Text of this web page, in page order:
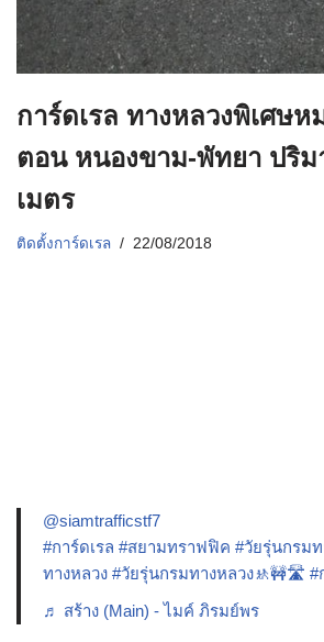
การ์ดเรล ทางหลวงพิเศษห
ตอน หนองขาม-พัทยา ปริม
เมตร
ติดตั้งการ์ดเรล 22/08/2018
@siamtrafficstf7
#การ์ดเรล #สยามทราฟฟิค #วัยรุ่นกรม
ทางหลวง #วัยรุ่นกรมทางหลวง🚸🚧🛣️ #
♬ สร้าง (Main) - ไมค์ ภิรมย์พร